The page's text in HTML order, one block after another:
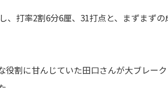
、打率2割6分6厘、31打点と、まずまずの
割に甘んじていた田口さんが大ブレーク